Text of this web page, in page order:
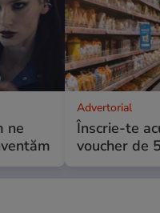
ne
Advertorial
Înscrie-te
voucher de